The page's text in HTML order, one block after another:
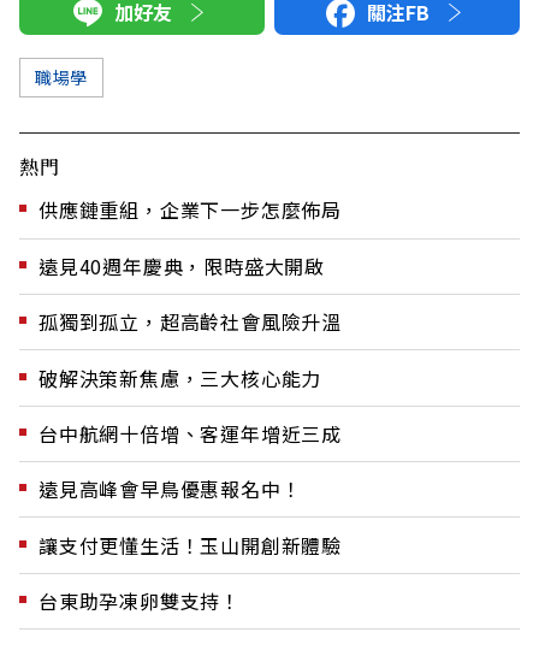
加好友 關注FB
職場學
熱門
供應鏈重組，企業下一步怎麼佈局
遠見40週年慶典，限時盛大開啟
孤獨到孤立，超高齡社會風險升溫
破解決策新焦慮，三大核心能力
台中航網十倍增、客運年增近三成
遠見高峰會早鳥優惠報名中！
讓支付更懂生活！玉山開創新體驗
台東助孕凍卵雙支持！